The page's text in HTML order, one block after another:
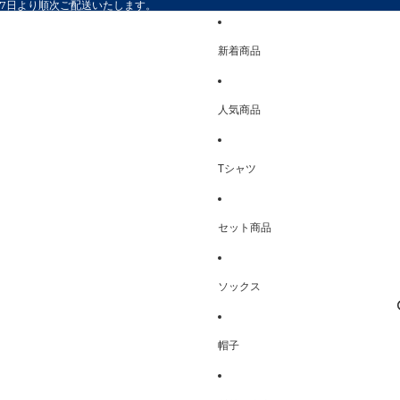
より順次ご配送いたします。
新着商品
人気商品
Tシャツ
セット商品
ソックス
帽子